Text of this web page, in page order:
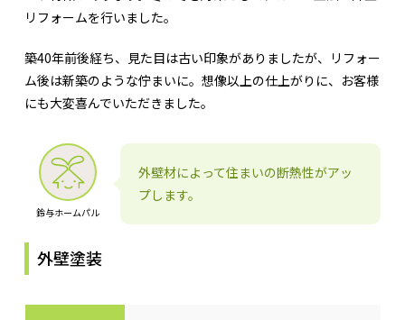
リフォームを行いました。
築40年前後経ち、見た目は古い印象がありましたが、リフォー
ム後は新築のような佇まいに。想像以上の仕上がりに、お客様
にも大変喜んでいただきました。
鈴与ホームパル
外壁材によって住まいの断熱性がアッ
プします。
外壁塗装